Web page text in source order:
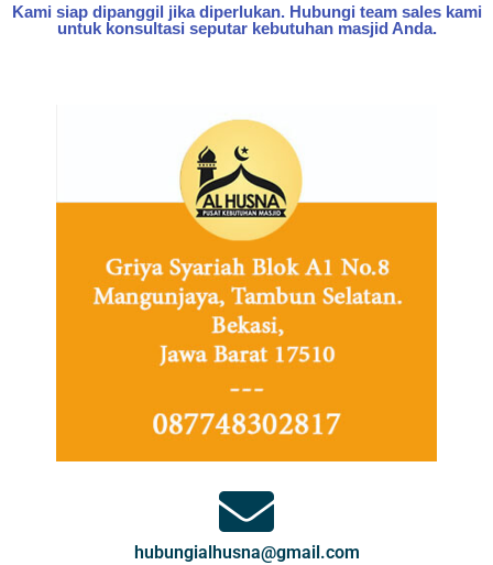
Kami siap dipanggil jika diperlukan. Hubungi team sales kami
untuk konsultasi seputar kebutuhan masjid Anda.
hubungialhusna@gmail.com